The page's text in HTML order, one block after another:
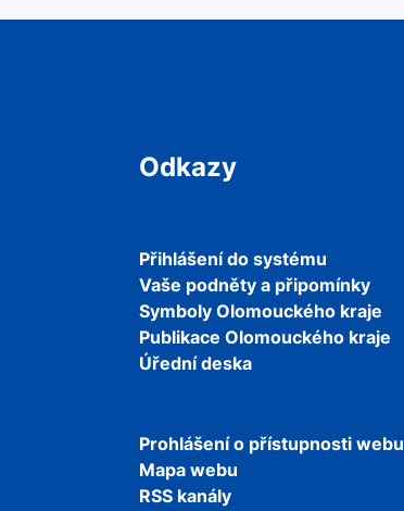
Odkazy
Přihlášení do systému
Vaše podněty a připomínky
Symboly Olomouckého kraje
Publikace Olomouckého kraje
Úřední deska
Prohlášení o přístupnosti webu
Mapa webu
RSS kanály